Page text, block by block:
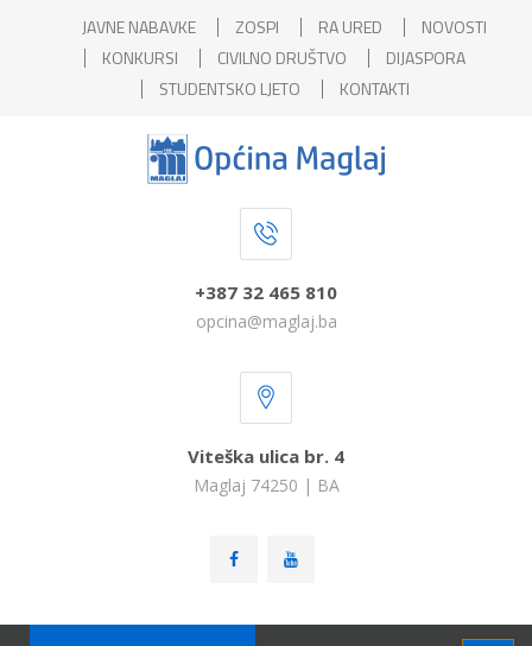
JAVNE NABAVKE ZOSPI RA URED
NOVOSTI
KONKURSI
CIVILNO DRUŠTVO
DIJASPORA
STUDENTSKO LJETO
KONTAKTI
+387 32 465 810
opcina@maglaj.ba
Viteška ulica br. 4
Maglaj 74250 | BA